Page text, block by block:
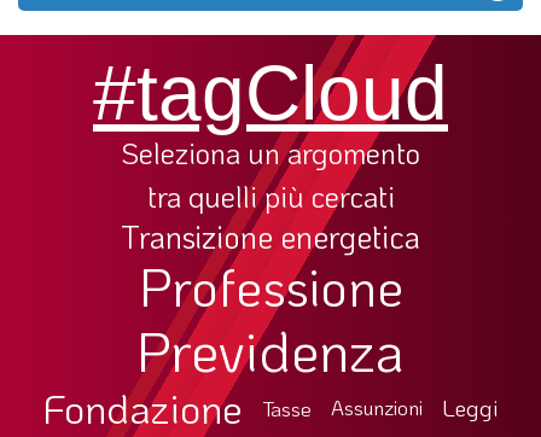
#tagCloud
Seleziona un argomento
tra quelli più cercati
Transizione energetica
Professione
Previdenza
Fondazione Tasse Assunzioni Leggi